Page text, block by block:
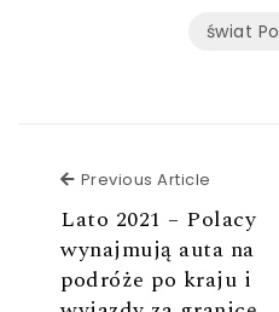
świat
Previous Article
Lato 2021 – Polacy
wynajmują auta na
podróże po kraju i